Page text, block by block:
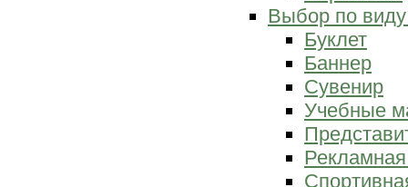
Выбор по
Буклет
Баннер
Сувенир
Учебные